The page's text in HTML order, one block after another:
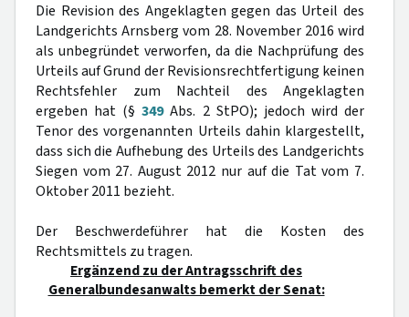
Die Revision des Angeklagten gegen das Urteil des
Landgerichts Arnsberg vom 28. November 2016 wird
als unbegründet verworfen, da die Nachprüfung des
Urteils auf Grund der Revisionsrechtfertigung keinen
Rechtsfehler zum Nachteil des Angeklagten
ergeben hat (§349Abs. 2 StPO); jedoch wird der
Tenor des vorgenannten Urteils dahin klargestellt,
dass sich die Aufhebung des Urteils des Landgerichts
Siegen vom 27. August 2012 nur auf die Tat vom 7.
Oktober 2011 bezieht.
Der Beschwerdeführer hat die Kosten des
Rechtsmittels zu tragen.
Ergänzend zu der Antragsschrift des
Generalbundesanwalts bemerkt der Senat: